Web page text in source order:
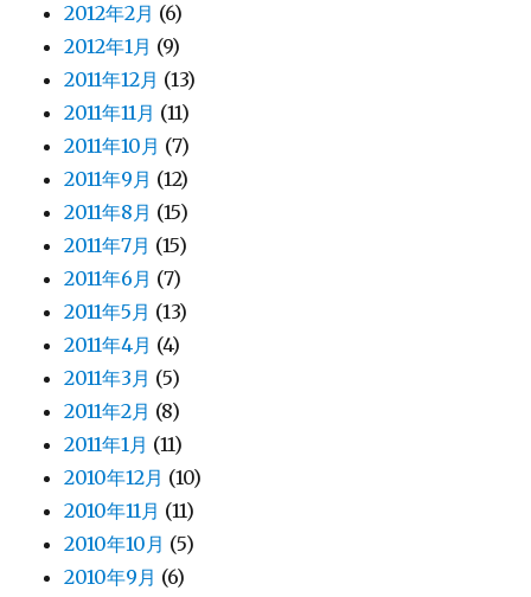
2012年2月 (6)
2012年1月 (9)
2011年12月 (13)
2011年11月 (11)
2011年10月 (7)
2011年9月 (12)
2011年8月 (15)
2011年7月 (15)
2011年6月 (7)
2011年5月 (13)
2011年4月 (4)
2011年3月 (5)
2011年2月 (8)
2011年1月 (11)
2010年12月 (10)
2010年11月 (11)
2010年10月 (5)
2010年9月 (6)